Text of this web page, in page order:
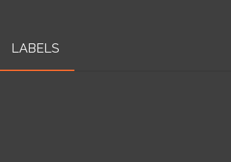
LABELS